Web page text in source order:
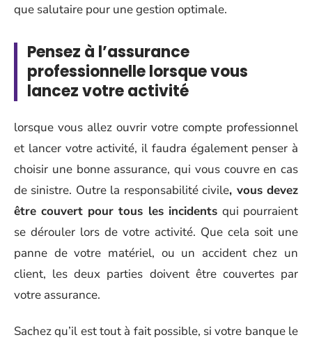
que salutaire pour une gestion optimale.
Pensez à l’assurance
professionnelle lorsque vous
lancez votre activité
lorsque vous allez ouvrir votre compte professionnel
et lancer votre activité, il faudra également penser à
choisir une bonne assurance, qui vous couvre en cas
de sinistre. Outre la responsabilité civile, vous devez
être couvert pour tous les incidents qui pourraient
se dérouler lors de votre activité. Que cela soit une
panne de votre matériel, ou un accident chez un
client, les deux parties doivent être couvertes par
votre assurance.
Sachez qu’il est tout à fait possible, si votre banque le